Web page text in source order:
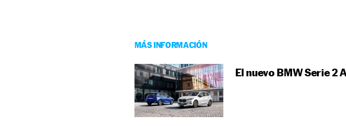
MÁS INFORMACIÓN
El nuevo BMW Serie